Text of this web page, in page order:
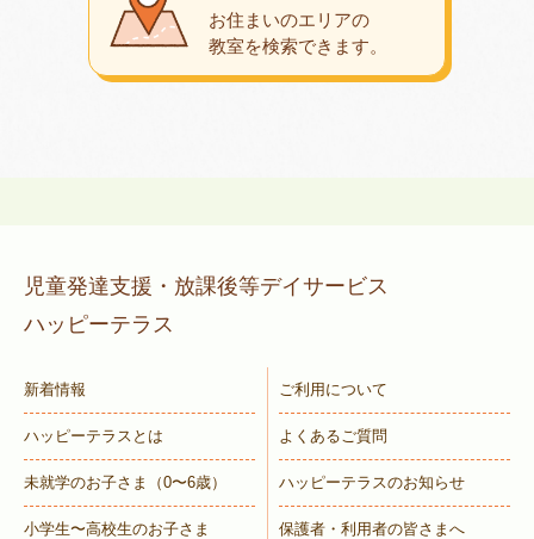
お住まいのエリアの
教室を検索できます。
児童発達支援・放課後等デイサービス
ハッピーテラス
新着情報
ハッピーテラスとは
未就学のお子さま （0〜6歳）
小学生〜高校生のお子さま
ご利用について
よくあるご質問
ハッピーテラスのお知らせ
保護者・利用者の皆さまへ